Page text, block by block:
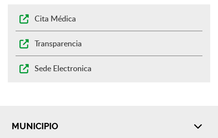
Cita Médica
Transparencia
Sede Electronica
MUNICIPIO